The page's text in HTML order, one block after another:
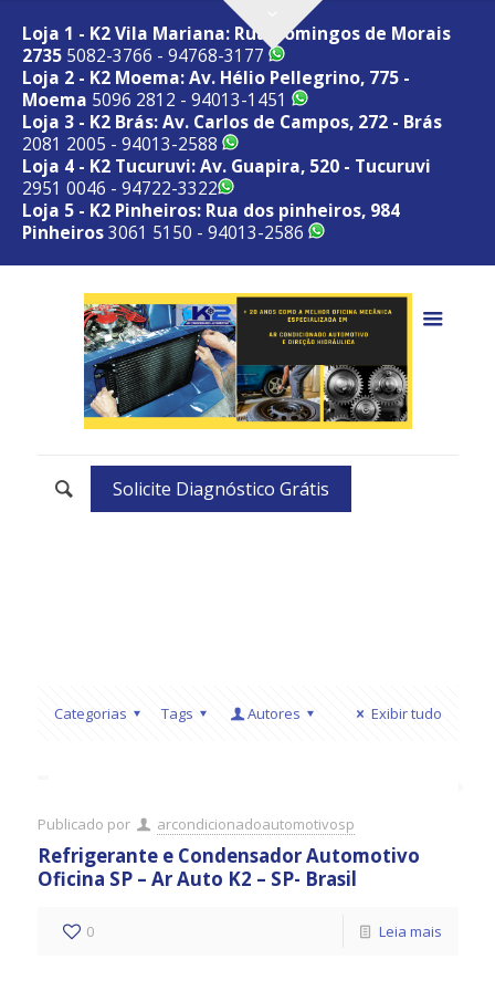
Loja 1 - K2 Vila Mariana: Rua Domingos de Morais
2735 5082-3766 - 94768-3177
Loja 2 - K2 Moema: Av. Hélio Pellegrino, 775 -
Moema 5096 2812 - 94013-1451
Loja 3 - K2 Brás: Av. Carlos de Campos, 272 - Brás
2081 2005 - 94013-2588
Loja 4 - K2 Tucuruvi: Av. Guapira, 520 - Tucuruvi
2951 0046 - 94722-3322
Loja 5 - K2 Pinheiros: Rua dos pinheiros, 984
Pinheiros3061 5150 - 94013-2586
Solicite Diagnóstico Grátis
Categorias Tags Autores Exibir tudo
Publicado por arcondicionadoautomotivosp
Refrigerante e Condensador Automotivo
Oficina SP – Ar Auto K2 – SP- Brasil
0 Leia mais